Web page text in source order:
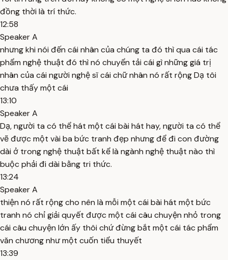
đồng thời là trí thức.
12:58
Speaker A
nhưng khi nói đến cái nhân của chúng ta đó thì qua cái tác
phẩm nghệ thuật đó thì nó chuyển tải cái gì những giá trị
nhân của cái người nghệ sĩ cái chữ nhân nó rất rộng Dạ tôi
chưa thấy một cái
13:10
Speaker A
Dạ, người ta có thể hát một cái bài hát hay, người ta có thể
vẽ được một vài ba bức tranh đẹp nhưng để đi con đường
dài ở trong nghệ thuật bất kể là ngành nghệ thuật nào thì
buộc phải đi dài bằng tri thức.
13:24
Speaker A
thiện nó rất rộng cho nên là mỗi một cái bài hát một bức
tranh nó chỉ giải quyết được một cái câu chuyện nhỏ trong
cái câu chuyện lớn ấy thôi chứ đừng bắt một cái tác phẩm
văn chương như một cuốn tiểu thuyết
13:39